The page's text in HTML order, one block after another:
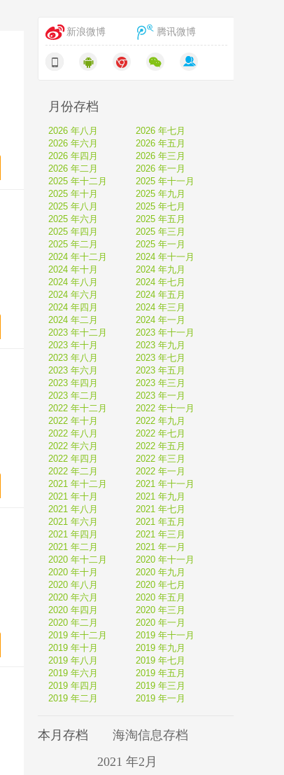
新浪微博 腾讯微博
月份存档
2026 年八月
2026 年七月
2026 年六月
2026 年五月
2026 年四月
2026 年三月
2026 年二月
2026 年一月
2025 年十二月
2025 年十一月
2025 年十月
2025 年九月
2025 年八月
2025 年七月
2025 年六月
2025 年五月
2025 年四月
2025 年三月
2025 年二月
2025 年一月
2024 年十二月
2024 年十一月
2024 年十月
2024 年九月
2024 年八月
2024 年七月
2024 年六月
2024 年五月
2024 年四月
2024 年三月
2024 年二月
2024 年一月
2023 年十二月
2023 年十一月
2023 年十月
2023 年九月
2023 年八月
2023 年七月
2023 年六月
2023 年五月
2023 年四月
2023 年三月
2023 年二月
2023 年一月
2022 年十二月
2022 年十一月
2022 年十月
2022 年九月
2022 年八月
2022 年七月
2022 年六月
2022 年五月
2022 年四月
2022 年三月
2022 年二月
2022 年一月
2021 年十二月
2021 年十一月
2021 年十月
2021 年九月
2021 年八月
2021 年七月
2021 年六月
2021 年五月
2021 年四月
2021 年三月
2021 年二月
2021 年一月
2020 年十二月
2020 年十一月
2020 年十月
2020 年九月
2020 年八月
2020 年七月
2020 年六月
2020 年五月
2020 年四月
2020 年三月
2020 年二月
2020 年一月
2019 年十二月
2019 年十一月
2019 年十月
2019 年九月
2019 年八月
2019 年七月
2019 年六月
2019 年五月
2019 年四月
2019 年三月
2019 年二月
2019 年一月
本月存档
海淘信息存档
2021 年2月